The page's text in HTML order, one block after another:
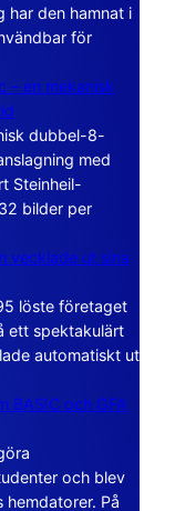
den hamnat i
för
– en mekanisk
dubbel-8-
med
Steinheil-
bilder per
vecklade ut sina
löste företaget
ett spektakulärt
automatiskt ut
BASIC och GFA
och blev
hemdatorer. På